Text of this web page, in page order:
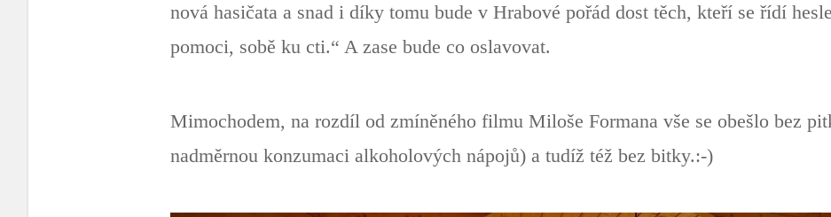
nová hasičata a snad i díky tomu bude v Hrabové pořád dost těch, kteří se řídí
pomoci, sobě ku cti.“ A zase bude co oslavovat.
Mimochodem, na rozdíl od zmíněného filmu Miloše Formana vše se obešlo bez
nadměrnou konzumaci alkoholových nápojů) a tudíž též bez bitky.:-)